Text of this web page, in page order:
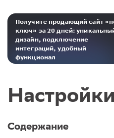
Получите продающий сайт
ключ» за 20 дней:
дизайн, подключение
интеграций, удобный
функционал
Содержание